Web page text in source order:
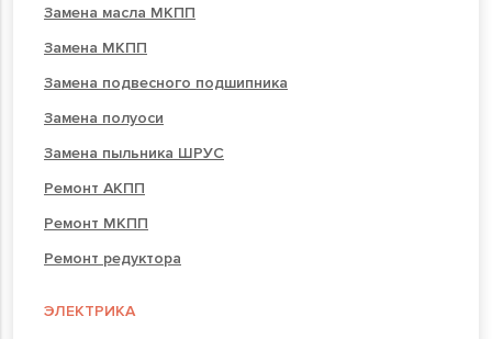
Замена масла МКПП
Замена МКПП
Замена подвесного подшипника
Замена полуоси
Замена пыльника ШРУС
Ремонт АКПП
Ремонт МКПП
Ремонт редуктора
ЭЛЕКТРИКА